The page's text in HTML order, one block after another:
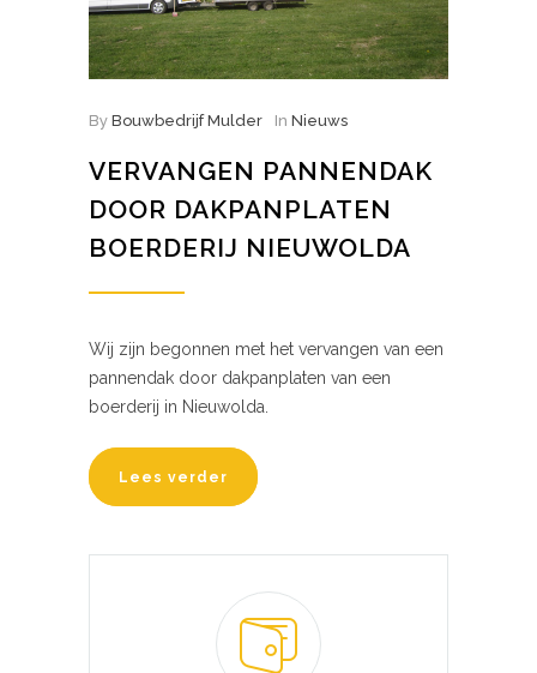
By Bouwbedrijf Mulder In Nieuws
VERVANGEN PANNENDAK
DOOR DAKPANPLATEN
BOERDERIJ NIEUWOLDA
Wij zijn begonnen met het vervangen van een
pannendak door dakpanplaten van een
boerderij in Nieuwolda.
Lees verder